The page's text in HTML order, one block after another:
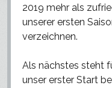
2019 mehr als
unserer ersten
verzeichnen.
Als nächstes steht
unser erster Start